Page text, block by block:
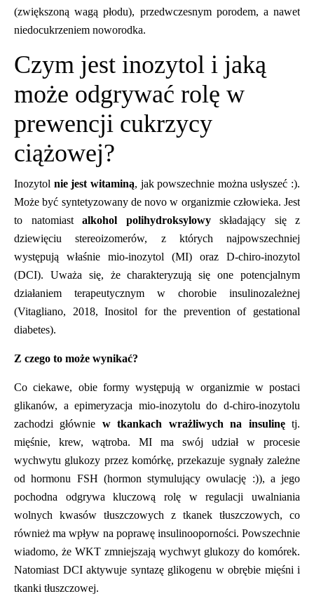
(zwiększoną wagą płodu), przedwczesnym porodem, a nawet
niedocukrzeniem noworodka.
Czym jest inozytol i jaką
może odgrywać rolę w
prewencji cukrzycy
ciążowej?
Inozytol nie jest witaminą, jak powszechnie można usłyszeć :).
Może być syntetyzowany de novo w organizmie człowieka. Jest
to natomiast alkohol polihydroksylowy składający się z
dziewięciu stereoizomerów, z których najpowszechniej
występują właśnie mio-inozytol (MI) oraz D-chiro-inozytol
(DCI). Uważa się, że charakteryzują się one potencjalnym
działaniem terapeutycznym w chorobie insulinozależnej
(Vitagliano, 2018,Inositol for the prevention of gestational
diabetes).
Z czego to może wynikać?
Co ciekawe, obie formy występują w organizmie w postaci
glikanów, a epimeryzacja mio-inozytolu do d-chiro-inozytolu
zachodzi głównie w tkankach wrażliwych na insulinętj.
mięśnie, krew, wątroba. MI ma swój udział w procesie
wychwytu glukozy przez komórkę, przekazuje sygnały zależne
od hormonu FSH (hormon stymulujący owulację :)), a jego
pochodna odgrywa kluczową rolę w regulacji uwalniania
wolnych kwasów tłuszczowych z tkanek tłuszczowych, co
również ma wpływ na poprawę insulinooporności. Powszechnie
wiadomo, że WKT zmniejszają wychwyt glukozy do komórek.
Natomiast DCI aktywuje syntazę glikogenu w obrębie mięśni i
tkanki tłuszczowej.